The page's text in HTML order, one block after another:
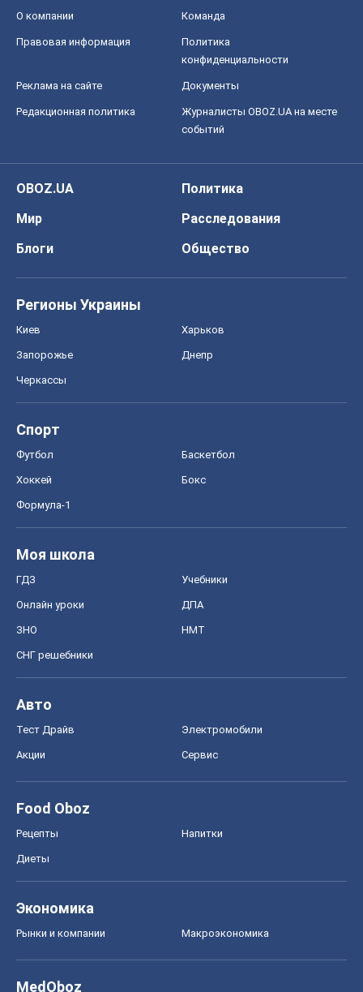
О компании Команда
Правовая информация
Политика
конфиденциальности
Реклама на сайте Документы
Редакционная политика
Журналисты OBOZ.UA на месте
событий
OBOZ.UA
Политика
Мир
Расследования
Блоги
Общество
Регионы Украины
Киев Харьков
Запорожье Днепр
Черкассы
Спорт
Футбол Баскетбол
Хоккей Бокс
Формула-1
Моя школа
ГДЗ Учебники
Онлайн уроки ДПА
ЗНО НМТ
СНГ решебники
Авто
Тест Драйв Электромобили
Акции Сервис
Food Oboz
Рецепты Напитки
Диеты
Экономика
Рынки и компании Mакроэкономика
MedOboz